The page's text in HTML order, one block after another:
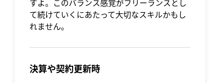
すよ。このバランス感覚がフリーランスとし
て続けていくにあたって大切なスキルかもし
れません。
決算や契約更新時